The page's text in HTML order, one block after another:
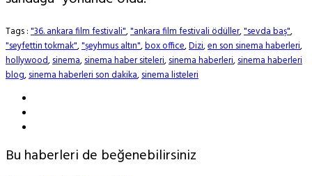
Tags :"36. ankara film festivali","ankara film festivali ödüller,"sevda baş",
"seyfettin tokmak","şeyhmus altın",box office,Dizi,en son sinema haberleri,
hollywood,sinema,sinema haber siteleri,sinema haberleri,sinema haberleri
blog,sinema haberleri son dakika,sinema listeleri
Bu haberleri de beğenebilirsiniz